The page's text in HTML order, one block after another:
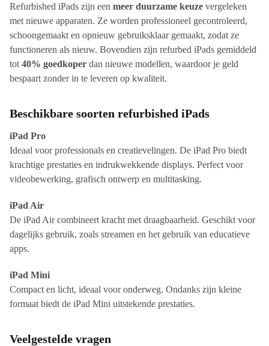
Refurbished iPads zijn een meer duurzame keuze vergeleken
met nieuwe apparaten. Ze worden professioneel gecontroleerd,
schoongemaakt en opnieuw gebruiksklaar gemaakt, zodat ze
functioneren als nieuw. Bovendien zijn refurbed iPads gemiddeld
tot 40% goedkoper dan nieuwe modellen, waardoor je geld
bespaart zonder in te leveren op kwaliteit.
Beschikbare soorten refurbished iPads
iPad Pro
Ideaal voor professionals en creatievelingen. De iPad Pro biedt
krachtige prestaties en indrukwekkende displays. Perfect voor
videobewerking, grafisch ontwerp en multitasking.
iPad Air
De iPad Air combineert kracht met draagbaarheid. Geschikt voor
dagelijks gebruik, zoals streamen en het gebruik van educatieve
apps.
iPad Mini
Compact en licht, ideaal voor onderweg. Ondanks zijn kleine
formaat biedt de iPad Mini uitstekende prestaties.
Veelgestelde vragen